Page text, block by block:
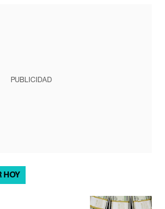
PUBLICIDAD
HOY